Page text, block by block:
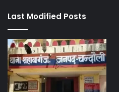
Last Modified Posts